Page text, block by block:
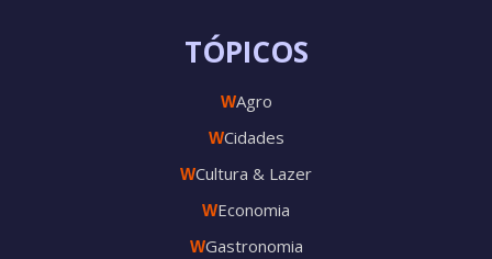
TÓPICOS
WAgro
WCidades
WCultura & Lazer
WEconomia
WGastronomia